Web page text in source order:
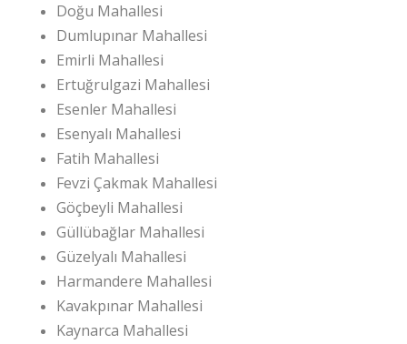
Doğu Mahallesi
Dumlupınar Mahallesi
Emirli Mahallesi
Ertuğrulgazi Mahallesi
Esenler Mahallesi
Esenyalı Mahallesi
Fatih Mahallesi
Fevzi Çakmak Mahallesi
Göçbeyli Mahallesi
Güllübağlar Mahallesi
Güzelyalı Mahallesi
Harmandere Mahallesi
Kavakpınar Mahallesi
Kaynarca Mahallesi